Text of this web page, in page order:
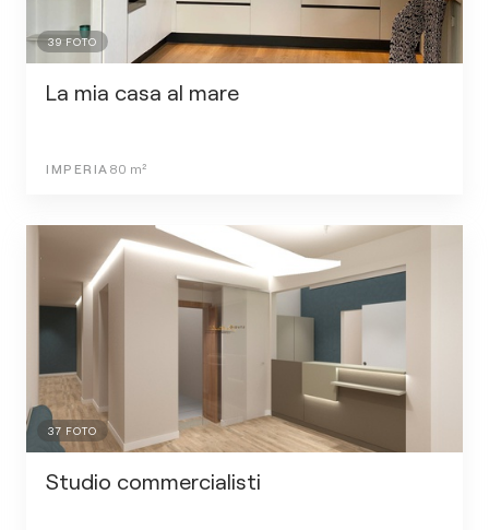
39 FOTO
La mia casa al mare
IMPERIA 80 m²
37 FOTO
Studio commercialisti